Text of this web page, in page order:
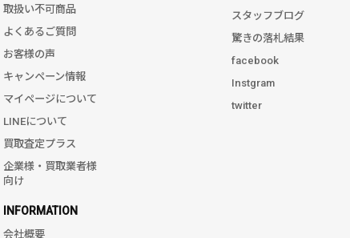
取扱い不可商品
よくあるご質問
お客様の声
キャンペーン情報
マイページについて
LINEについて
買取査定プラス
企業様・買取業者様
向け
スタッフブログ
驚きの落札結果
facebook
Instgram
twitter
INFORMATION
会社概要